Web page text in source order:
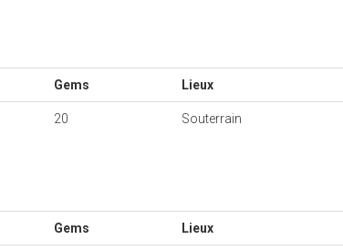
Gems Lieux
20 Souterrain
Gems Lieux